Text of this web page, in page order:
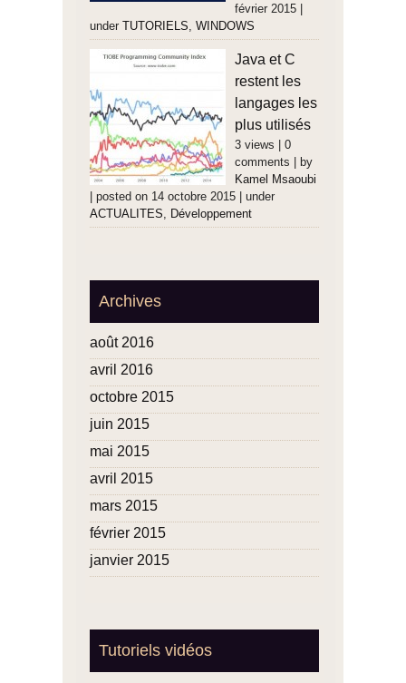
février 2015
under TUTORIELS, WINDOWS
Java et C
restent les
langages les
plus utilisés
3 views
0
comments
by
Kamel Msaoubi
posted on 14 octobre 2015
under
ACTUALITES, Développement
Archives
août 2016
avril 2016
octobre 2015
juin 2015
mai 2015
avril 2015
mars 2015
février 2015
janvier 2015
Tutoriels vidéos